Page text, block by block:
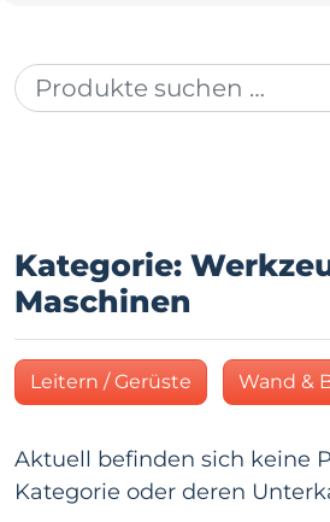
Kategorie:
Maschinen
Leitern / Gerüste Wand &
Aktuell befinden sich keine
Kategorie oder deren